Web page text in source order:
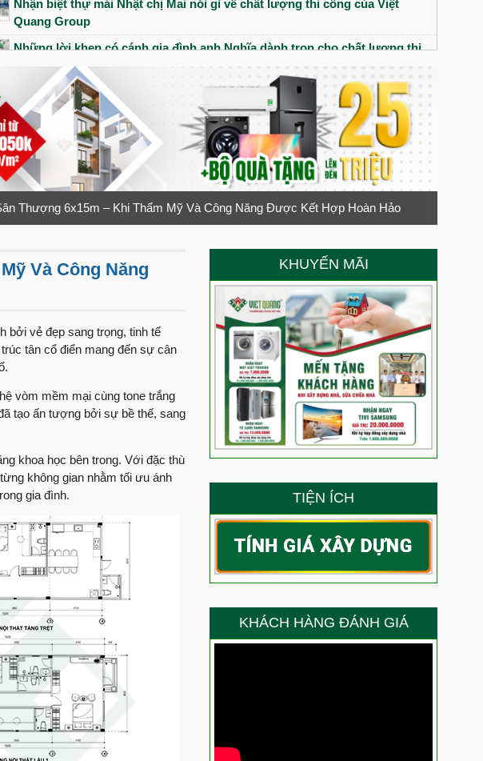
Nhận biệt thự mái Nhật chị Mai nói gì về chất lượng thi công của Việt
Quang Group
Những lời khen có cánh gia đình anh Nghĩa dành trọn cho chất lượng thi
công của đội ngũ Việt Quang Group
Bàn giao siêu phẩm nhà phố tân cổ điển cho gia đình chị Thúy
Tổ ấm đầu tiên của đôi vợ chống trẻ có gì? Chất lượng thi công xây dựng
ra sao?
“Nhanh – Gọn – Lẹ” Anh Minh đánh giá cao chất lượng thi công của Việt
Quang Group
Bàn giao nhà phố 1 trệt 3 lầu chú Liệt đánh giá chất lượng thi công ra sao?
1 năm sau bàn giao cô Nga nói gì về Việt Quang Group
An dưỡng tuổi già với ngôi nhà 1 trệt 2 lầu cùng gia đình Cô Nga tại Tây
Lần đầu xây nhà vợ chồng Anh Hào chị Quyên đánh giá Việt Quang Group
như thế nào?
“Tuyệt vời” mỹ từ anh Cảnh dành cho Việt Quang Group
Chị Thơm nói gì về siêu phẩm nhà phố dịch vụ 3 tầng tum sân thượng?
Ngày bàn giao – Khẳng định năng lực thi công của Việt Quang Group
9.5/10 điểm hài lòng – Niềm vui trọn vẹn của anh Ty trong ngày nhận nhà
mới
Nụ cười của anh Hùng là thành quả lớn nhất cho năng lực thi công của
Việt Quang Group
Anh Sơn quận 12 nói gì về chất lượng thi công xây nhà trọn gói của Việt
Quang Group?
Nhận nhà mới chị Trang Bình Thạnh nói gì về chất lượng thi công của Việt
Quang Group
Vì sao anh Đạo tin chọn Việt Quang Group sửa chữa nhà?
Sửa chữa nhà phố | Anh Thắng nói gì về chất lượng thi công của đội ngũ
Việt Quang Group?
Nhận nhà 1 trệt 2 lầu sau sửa chữa trọn gói chị Điệp nói gì về chất lượng
thi công?
Thượng 6x15m – Khi Thẩm Mỹ Và Công Năng Được Kết Hợp Hoàn Hảo
Và Công Năng
bởi vẻ đẹp sang trọng, tinh tế
tân cổ điển mang đến sự cân
vòm mềm mại cùng tone trắng
tạo ấn tượng bởi sự bề thế, sang
khoa học bên trong. Với đặc thù
không gian nhằm tối ưu ánh
gia đình.
KHUYẾN MÃI
TIỆN ÍCH
KHÁCH HÀNG ĐÁNH GIÁ